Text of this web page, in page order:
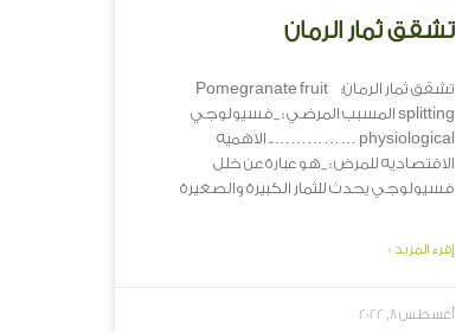
تشقق ثمار الرمان
تشقق ثمار الرمان: Pomegranate fruit
splitting المسبب المرضي : _فسيولوجي
physiological …………….. الاهميه
الاقتصاديه للمرض : _هو عبارة عن خلل
فسيولوجي يحدث للثمار الكبيرة والصغيرة
إقرء المزيد »
أغسطس 8, 2022